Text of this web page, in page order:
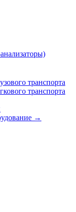
транспорта
транспорта
→